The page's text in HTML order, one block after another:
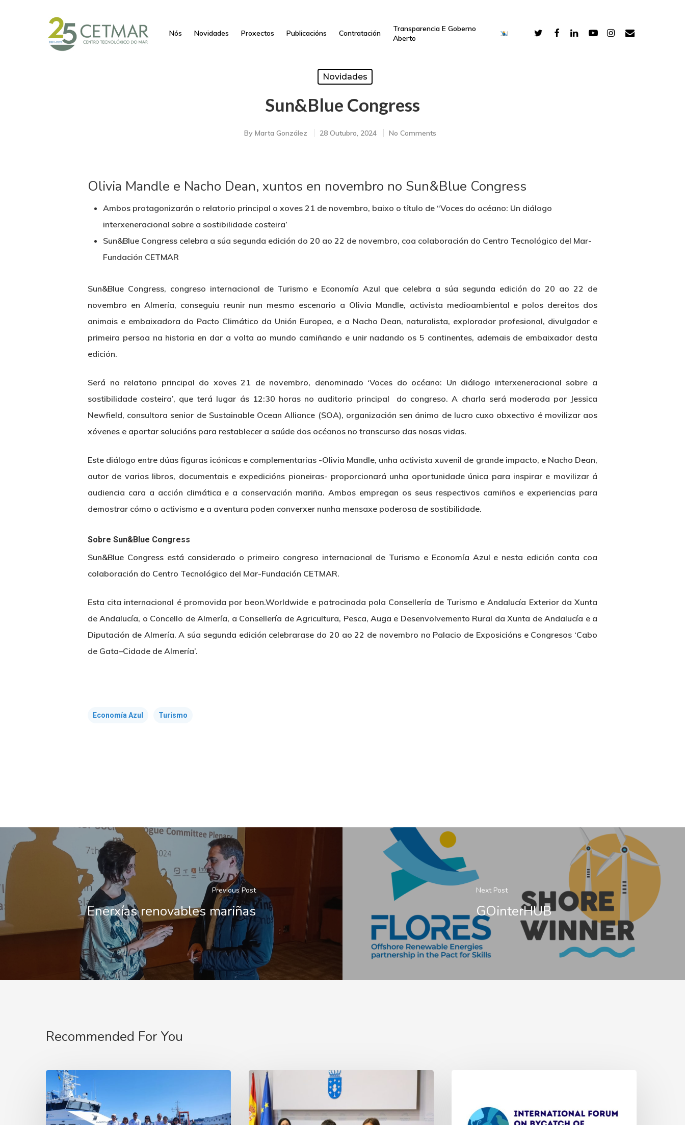
Hit enter to search or ESC to close
Nós Novidades Proxectos Publicacións Contratación
Transparencia E Goberno
Aberto
Novidades
Sun&Blue Congress
By Marta González 28 Outubro, 2024 No Comments
Olivia Mandle e Nacho Dean, xuntos en novembro no Sun&Blue Congress
Ambos protagonizarán o relatorio principal o xoves 21 de novembro, baixo o título de “Voces do océano: Un diálogo
interxeneracional sobre a sostibilidade costeira’
Sun&Blue Congress celebra a súa segunda edición do 20 ao 22 de novembro, coa colaboración do Centro Tecnológico del Mar-
Fundación CETMAR
Sun&Blue Congress, congreso internacional de Turismo e Economía Azul que celebra a súa segunda edición do 20 ao 22 de
novembro en Almería, conseguiu reunir nun mesmo escenario a Olivia Mandle, activista medioambiental e polos dereitos dos
animais e embaixadora do Pacto Climático da Unión Europea, e a Nacho Dean, naturalista, explorador profesional, divulgador e
primeira persoa na historia en dar a volta ao mundo camiñando e unir nadando os 5 continentes, ademais de embaixador desta
edición.
Será no relatorio principal do xoves 21 de novembro, denominado ‘Voces do océano: Un diálogo interxeneracional sobre a
sostibilidade costeira’, que terá lugar ás 12:30 horas no auditorio principal do congreso. A charla será moderada por Jessica
Newfield, consultora senior de Sustainable Ocean Alliance (SOA), organización sen ánimo de lucro cuxo obxectivo é movilizar aos
xóvenes e aportar solucións para restablecer a saúde dos océanos no transcurso das nosas vidas.
Este diálogo entre dúas figuras icónicas e complementarias -Olivia Mandle, unha activista xuvenil de grande impacto, e Nacho Dean,
autor de varios libros, documentais e expedicións pioneiras- proporcionará unha oportunidade única para inspirar e movilizar á
audiencia cara a acción climática e a conservación mariña. Ambos empregan os seus respectivos camiños e experiencias para
demostrar cómo o activismo e a aventura poden converxer nunha mensaxe poderosa de sostibilidade.
Sobre Sun&Blue Congress
Sun&Blue Congress está considerado o primeiro congreso internacional de Turismo e Economía Azul e nesta edición conta coa
colaboración do Centro Tecnológico del Mar-Fundación CETMAR.
Esta cita internacional é promovida por beon.Worldwide e patrocinada pola Consellería de Turismo e Andalucía Exterior da Xunta
de Andalucía, o Concello de Almería, a Consellería de Agricultura, Pesca, Auga e Desenvolvemento Rural da Xunta de Andalucía e a
Diputación de Almería. A súa segunda edición celebrarase do 20 ao 22 de novembro no Palacio de Exposicións e Congresos ‘Cabo
de Gata–Cidade de Almería’.
Economía Azul Turismo
Previous Post
Enerxías renovables mariñas
Next Post
GOinterHUB
Recommended For You